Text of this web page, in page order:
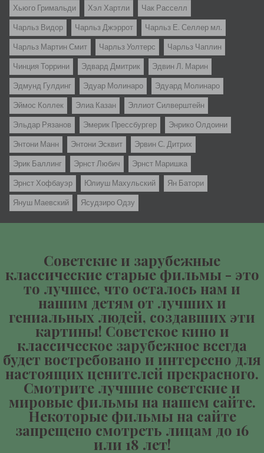
Хьюго Гримальди Хэл Хартли Чак Расселл
Чарльз Видор Чарльз Джэррот Чарльз Е. Селлер мл.
Чарльз Мартин Смит Чарльз Уолтерс Чарльз Чаплин
Чинция Торрини Эдвард Дмитрик Эдвин Л. Марин
Эдмунд Гулдинг Эдуар Молинаро Эдуард Молинаро
Эймос Коллек Элиа Казан Эллиот Силверштейн
Эльдар Рязанов Эмерик Прессбургер Энрико Олдоини
Энтони Манн Энтони Эсквит Эрвин С. Дитрих
Эрик Баллинг Эрнст Любич Эрнст Маришка
Эрнст Хофбауэр Юлиуш Махульский Ян Батори
Януш Маевский Ясудзиро Одзу
Советские и зарубежные
классические старые фильмы - это
то лучшее, что осталось нам и
нашим детям от лучших и
гениальных людей, создавших эти
картины! Советское кино и
классическое зарубежное всегда
будет востребовано и интересно для
настоящих ценителей прекрасного.
Смотрите лучшие советские и
мировые фильмы на нашем сайте.
Некоторые фильмы на сайте
запрещено смотреть лицам до 16
или 18 лет!